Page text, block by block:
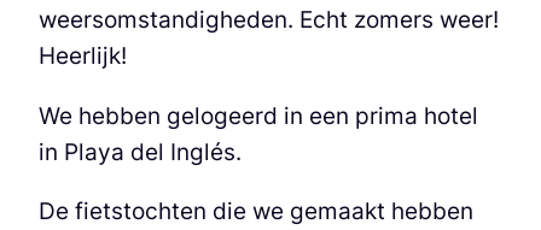
weersomstandigheden. Echt zomers weer!
Heerlijk!
We hebben gelogeerd in een prima hotel
in Playa del Inglés.
De fietstochten die we gemaakt hebben